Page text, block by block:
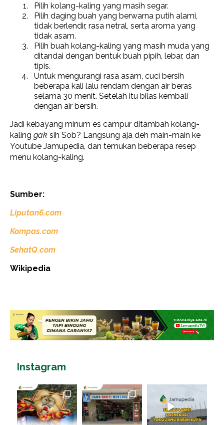
Pilih kolang-kaling yang masih segar.
Pilih daging buah yang berwarna putih alami,
tidak berlendir, rasa netral, serta aroma yang
tidak asam.
Pilih buah kolang-kaling yang masih muda yang
ditandai dengan bentuk buah pipih, lebar, dan
tipis.
Untuk mengurangi rasa asam, cuci bersih
beberapa kali lalu rendam dengan air beras
selama 30 menit. Setelah itu bilas kembali
dengan air bersih.
Jadi kebayang minum es campur ditambah kolang-
kaling gak sih Sob? Langsung aja deh main-main ke
Youtube Jamupedia, dan temukan beberapa resep
menu kolang-kaling.
Sumber:
Liputan6.com
Kompas.com
SehatQ.com
Wikipedia
Instagram